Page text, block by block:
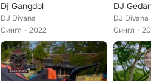
Dj Gangdol
DJ Divana
Сингл
2022
DJ
DJ Divana
Сингл